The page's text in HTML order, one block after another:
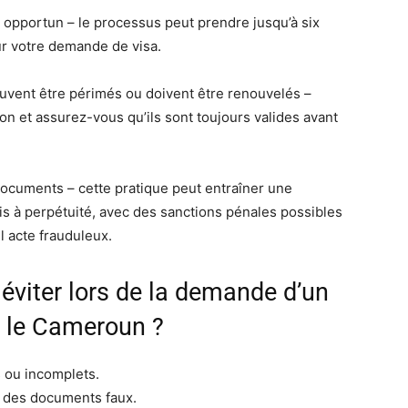
– le processus peut prendre jusqu’à six
votre demande de visa.
être périmés ou doivent être renouvelés –
et assurez-vous qu’ils sont toujours valides avant
– cette pratique peut entraîner une
à perpétuité, avec des sanctions pénales possibles
acte frauduleux.
lors de la demande d’un
Cameroun ?
incomplets.
documents faux.